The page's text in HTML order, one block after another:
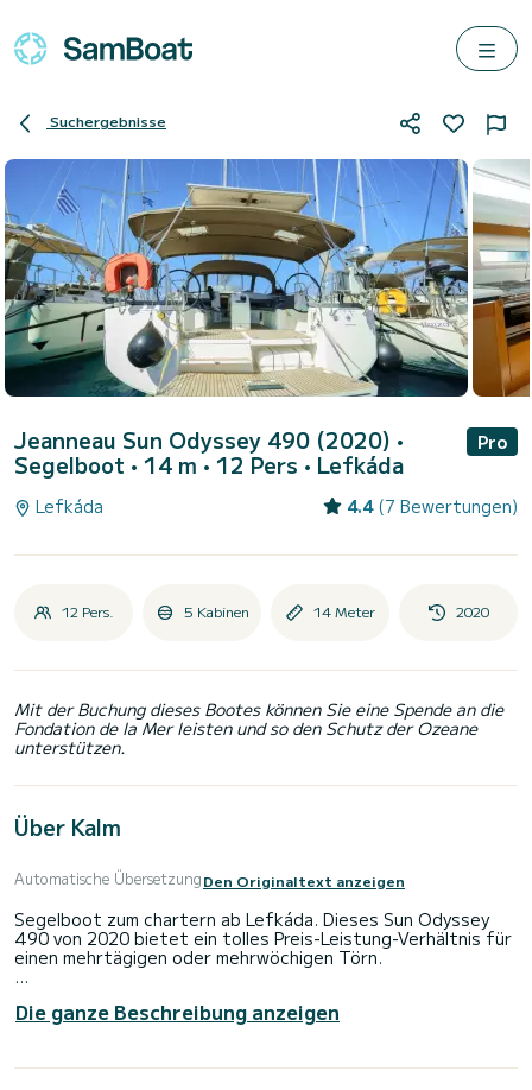
Suchergebnisse
Jeanneau Sun Odyssey 490 (2020) •
Segelboot • 14 m • 12 Pers • Lefkáda
Pro
Lefkáda 4.4 (7 Bewertungen)
12 Pers. 5 Kabinen 14 Meter 2020
Mit der Buchung dieses Bootes können Sie eine Spende an die
Fondation de la Mer leisten und so den Schutz der Ozeane
unterstützen.
Über Kalm
Automatische ÜbersetzungDen Originaltext anzeigen
Segelboot zum chartern ab Lefkáda. Dieses Sun Odyssey
490 von 2020 bietet ein tolles Preis-Leistung-Verhältnis für
einen mehrtägigen oder mehrwöchigen Törn.
Kapazität von 10 Personen. Mit einer Gesamtlänge von 14
Metern wird es Ihr perfekter Begleiter sein, um einen
Lefkáda zu verbringen.
Die ganze Beschreibung anzeigen